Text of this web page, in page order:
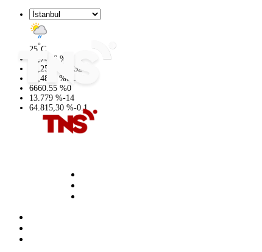
25°C
47,7436 %
0.18
55,2510
0.32
64,4811
%0.38
6660.55 %0
13.779 %-14
64.815,30 %-0.1